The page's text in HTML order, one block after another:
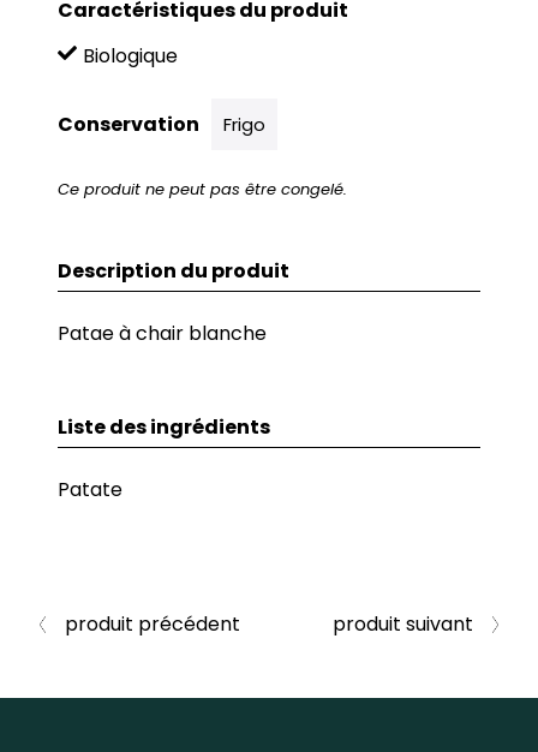
Caractéristiques du produit
Biologique
Conservation Frigo
Ce produit ne peut pas être congelé.
Description du produit
Patae à chair blanche
Liste des ingrédients
Patate
produit précédent produit suivant